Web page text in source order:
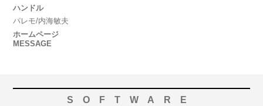
ハンドル
パレモ/内海敏夫
ホームページ
MESSAGE
SOFTWARE